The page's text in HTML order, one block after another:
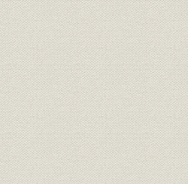
府県別電灯需要 埼玉
1887(明治
年